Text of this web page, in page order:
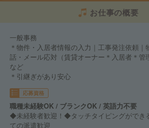
お仕事の概要
一般事務
＊物件・入居者情報の入力｜工事発注依頼
話・メール応対（賃貸オーナー＊入居者＊管
など
＊引継ぎがあり安心
応募資格
職種未経験OK / ブランクOK / 英語力不要
◆未経験者歓迎！◆タッチタイピングがで
ての派遣歓迎